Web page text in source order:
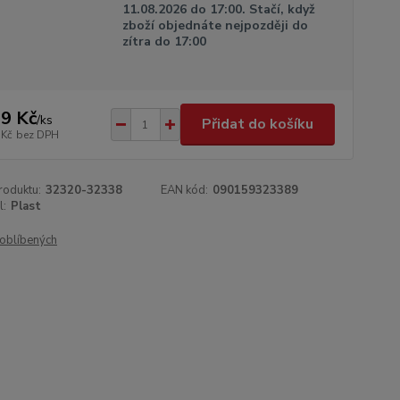
11.08.2026 do 17:00. Stačí, když
zboží objednáte nejpozději do
zítra do 17:00
Kč/ks
bez DPH
Přidat do košíku
32320-32338 EAN kód: 090159323389
Plast